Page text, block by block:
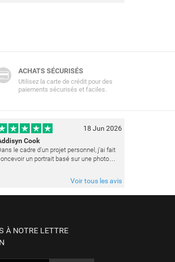
ACHATS SÉCURISÉS
Utilisez la carte de crédit pour des
paiements sécurisés et faciles.
18 Jun 2026
Cook
le cadre d'un projet personnel, j'ai fait
un portrait basé sur une photo
à capturer les expressions avec une grande
Voir tous les avis
À NOTRE LETTRE